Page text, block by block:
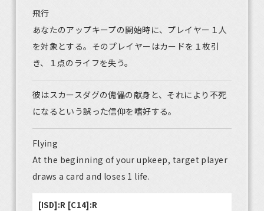
飛行
あなたのアップキープの開始時に、プレイヤー１人
を対象とする。そのプレイヤーはカードを１枚引
き、１点のライフを失う。
彼はスカースダグの傀儡の献身と、それにより不死
になるという誤った信仰を嗜好する。
Flying
At the beginning of your upkeep, target player
draws a card and loses 1 life.
[ISD]:R [C14]:R